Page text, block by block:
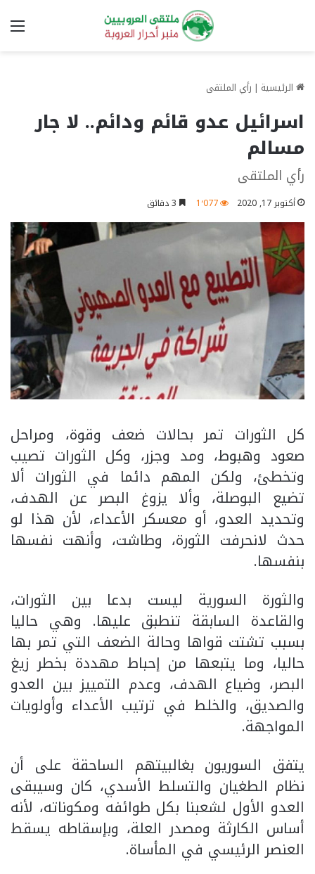
الرئيسية | رأي الملتقى
اسرائيل عدو قائم ودائم.. لا جار
مسالم
رأي الملتقى
أكتوبر 17, 2020 1٬077
كل الثورات تمر بحالات ضعف وقوة، ومراحل
صعود وهبوط، ومد وجزر، وكل الثورات تصيب
وتخطئ، ولكن المهم دائما في الثورات ألا
تضيع البوصلة، وألا يزوغ البصر عن الهدف،
وتحديد العدو، أو معسكر الأعداء، لأن هذا لو
حدث لانحرفت الثورة، وطاشت، وأنهت نفسها
بنفسها.
والثورة السورية ليست بدعا بين الثورات،
والقاعدة السابقة تنطبق عليها. وهي حاليا
بسبب تشتت قواها وحالة الضعف التي تمر بها
حاليا، وما يتبعها من إحباط مهددة بخطر زيغ
البصر، وضياع الهدف، وعدم التمييز بين العدو
والصديق، والخلط في ترتيب الأعداء وأولويات
المواجهة.
يتفق السوريون بغالبيتهم الساحقة على أن
نظام الطغيان والتسلط الأسدي، كان وسيبقى
العدو الأول لشعبنا بكل طوائفه ومكوناته، لأنه
أساس الكارثة ومصدر العلة، وبإسقاطه يسقط
العنصر الرئيسي في المأساة.